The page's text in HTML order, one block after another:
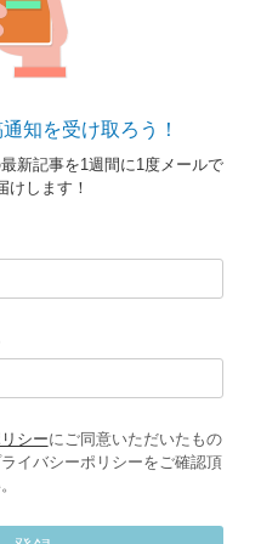
知を受け取ろう！
新記事を1週間に1度メールで
けします！
シーにご同意いただいたもの
イバシーポリシーをご確認頂